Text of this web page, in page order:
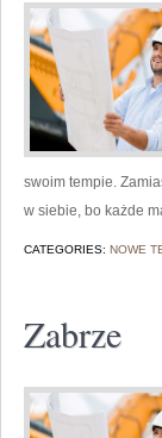
swoim tempie.
w siebie, bo każde
CATEGORIES: NOWE
Zabrze